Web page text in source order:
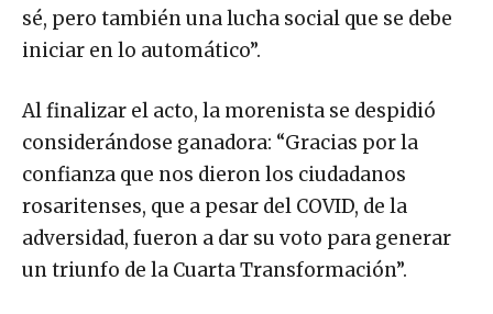
sé, pero también una lucha social que se debe
iniciar en lo automático”.
Al finalizar el acto, la morenista se despidió
considerándose ganadora: “Gracias por la
confianza que nos dieron los ciudadanos
rosaritenses, que a pesar del COVID, de la
adversidad, fueron a dar su voto para generar
un triunfo de la Cuarta Transformación”.